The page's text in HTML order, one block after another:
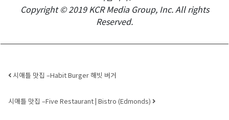
Copyright © 2019 KCR Media Group, Inc. All rights
Reserved.
Post navigation
시애틀 맛집 –Habit Burger 해빗 버거
시애틀 맛집 –Five Restaurant | Bistro (Edmonds)